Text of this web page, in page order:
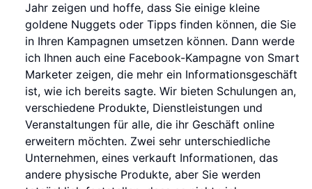
Jahr zeigen und hoffe, dass Sie einige kleine
goldene Nuggets oder Tipps finden können, die Sie
in Ihren Kampagnen umsetzen können. Dann werde
ich Ihnen auch eine Facebook-Kampagne von Smart
Marketer zeigen, die mehr ein Informationsgeschäft
ist, wie ich bereits sagte. Wir bieten Schulungen an,
verschiedene Produkte, Dienstleistungen und
Veranstaltungen für alle, die ihr Geschäft online
erweitern möchten. Zwei sehr unterschiedliche
Unternehmen, eines verkauft Informationen, das
andere physische Produkte, aber Sie werden